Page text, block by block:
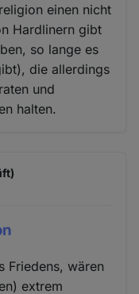
einen nicht
Hardlinern gibt
so lange es
die allerdings
und
halten.
Friedens, wären
extrem